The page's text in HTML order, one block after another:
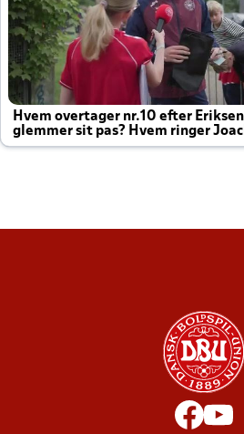
Hvem overtager nr.10 efter
glemmer sit pas? Hvem ringer
altid til efter kampe?